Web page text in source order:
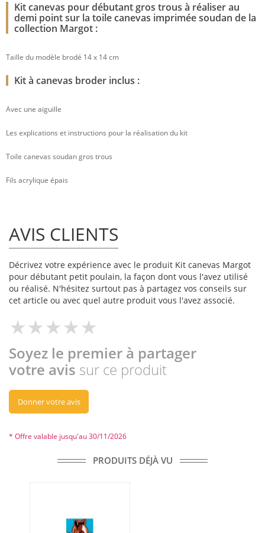
Kit canevas pour débutant gros trous à réaliser au
demi point sur la toile canevas imprimée soudan de la
collection Margot :
Taille du modèle brodé 14 x 14 cm
Kit à canevas broder inclus :
Avec une aiguille
Les explications et instructions pour la réalisation du kit
Toile canevas soudan gros trous
Fils acrylique épais
AVIS CLIENTS
Décrivez votre expérience avec le produit Kit canevas Margot
pour débutant petit poulain, la façon dont vous l'avez utilisé
ou réalisé. N'hésitez surtout pas à partagez vos conseils sur
cet article ou avec quel autre produit vous l'avez associé.
Soyez le premier à partager
votre avis sur ce produit
Donner votre avis
* Offre valable jusqu'au 30/11/2026
PRODUITS DÉJÀ VU